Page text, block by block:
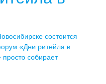
состоится
«Дни ритейла в
собирает